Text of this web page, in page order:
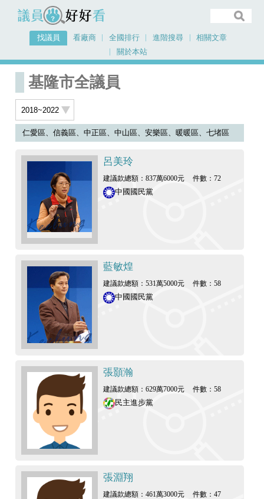
議員好好看
找議員 看廠商 全國排行 進階搜尋
相關文章
關於本站
首頁
基隆市全議員
仁愛區、信義區、中正區、中山區、安樂區、暖暖區、七堵區
呂美玲
建議款總額：837萬6000元 件數：72
中國國民黨
藍敏煌
建議款總額：531萬5000元 件數：58
中國國民黨
張顥瀚
建議款總額：629萬7000元 件數：58
民主進步黨
張淵翔
建議款總額：461萬3000元 件數：47